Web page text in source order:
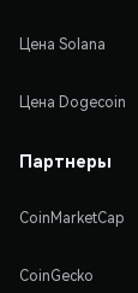
Цена Solana
Цена Dogecoin
Партнеры
CoinMarketCap
CoinGecko